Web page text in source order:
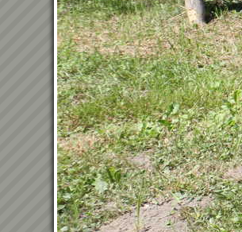
Zurück